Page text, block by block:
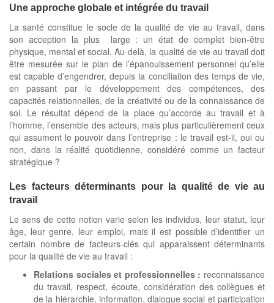
Une approche globale et intégrée du travail
La santé constitue le socle de la qualité de vie au travail, dans
son acception la plus large : un état de complet bien-être
physique, mental et social. Au-delà, la qualité de vie au travail doit
être mesurée sur le plan de l’épanouissement personnel qu’elle
est capable d’engendrer, depuis la conciliation des temps de vie,
en passant par le développement des compétences, des
capacités relationnelles, de la créativité ou de la connaissance de
soi. Le résultat dépend de la place qu’accorde au travail et à
l’homme, l’ensemble des acteurs, mais plus particulièrement ceux
qui assument le pouvoir dans l’entreprise : le travail est-il, oui ou
non, dans la réalité quotidienne, considéré comme un facteur
stratégique ?
Les facteurs déterminants pour la qualité de vie au
travail
Le sens de cette notion varie selon les individus, leur statut, leur
âge, leur genre, leur emploi, mais il est possible d’identifier un
certain nombre de facteurs-clés qui apparaissent déterminants
pour la qualité de vie au travail :
Relations sociales et professionnelles : reconnaissance
du travail, respect, écoute, considération des collègues et
de la hiérarchie, information, dialogue social et participation